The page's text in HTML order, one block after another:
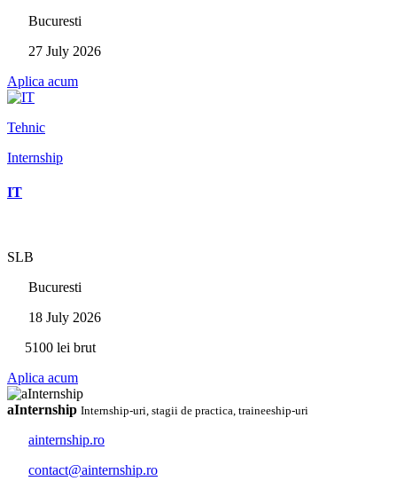
Bucuresti
27 July 2026
Aplica acum
Tehnic
Internship
IT
SLB
Bucuresti
18 July 2026
5100 lei brut
Aplica acum
aInternship Internship-uri, stagii de practica, traineeship-uri
ainternship.ro
contact@ainternship.ro